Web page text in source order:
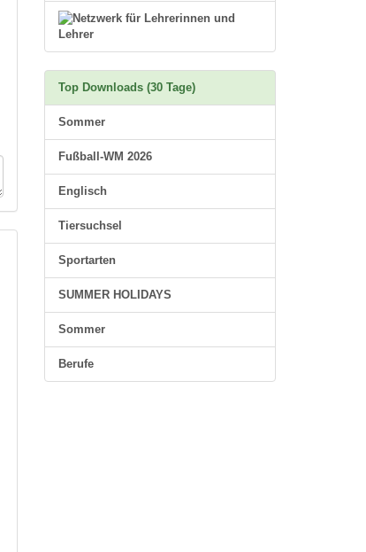
Top Downloads (30 Tage)
Sommer
Fußball-WM 2026
Englisch
Tiersuchsel
Sportarten
SUMMER HOLIDAYS
Sommer
Berufe